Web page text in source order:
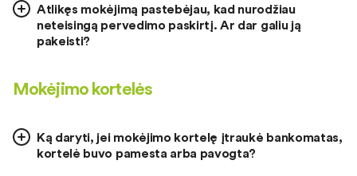
Atlikęs mokėjimą pastebėjau, kad nurodžiau
neteisingą pervedimo paskirtį. Ar dar galiu ją
pakeisti?
Mokėjimo kortelės
Ką daryti, jei mokėjimo kortelę įtraukė bankomatas,
kortelė buvo pamesta arba pavogta?